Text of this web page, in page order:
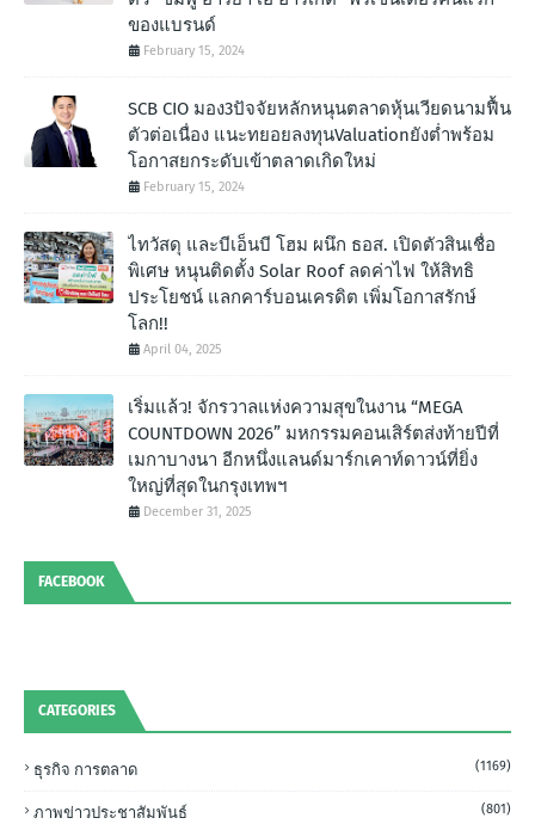
ของแบรนด์
February 15, 2024
SCB CIO มอง3ปัจจัยหลักหนุนตลาดหุ้นเวียดนามฟื้น
ตัวต่อเนื่อง แนะทยอยลงทุนValuationยังต่ำพร้อม
โอกาสยกระดับเข้าตลาดเกิดใหม่
February 15, 2024
ไทวัสดุ และบีเอ็นบี โฮม ผนึก ธอส. เปิดตัวสินเชื่อ
พิเศษ หนุนติดตั้ง Solar Roof ลดค่าไฟ ให้สิทธิ
ประโยชน์ แลกคาร์บอนเครดิต เพิ่มโอกาสรักษ์
โลก!!
April 04, 2025
เริ่มแล้ว! จักรวาลแห่งความสุขในงาน “MEGA
COUNTDOWN 2026” มหกรรมคอนเสิร์ตส่งท้ายปีที่
เมกาบางนา อีกหนึ่งแลนด์มาร์กเคาท์ดาวน์ที่ยิ่ง
ใหญ่ที่สุดในกรุงเทพฯ
December 31, 2025
FACEBOOK
CATEGORIES
ธุรกิจ การตลาด (1169)
ภาพข่าวประชาสัมพันธ์ (801)